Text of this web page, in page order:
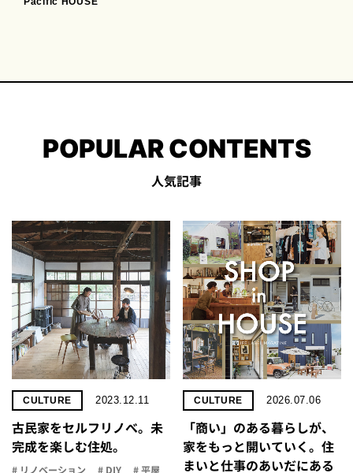
POPULAR CONTENTS
人気記事
CULTURE 2023.12.11
古民家をセルフリノべ。未
完成を楽しむ住処。
# リノベーション # DIY # 平屋
CULTURE 2026.07.06
「商い」の​ある​暮らしが、​
家を​もっと​開いていく。​住
まいと​仕事の​あいだに​ある​